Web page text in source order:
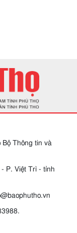
Bộ Thông tin và
P. Việt Trì - tỉnh